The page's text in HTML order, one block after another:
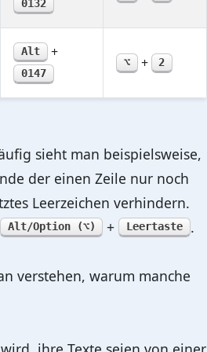
0132
Alt +
0147
⌥ + 2
sieht man beispielsweise,
der einen Zeile nur noch
Leerzeichen verhindern.
Alt/Option (⌥) + Leertaste .
verstehen, warum manche